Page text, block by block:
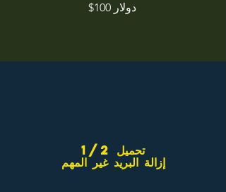
$100 دولار
1/2 تحميل
إزالة البريد غير المهم